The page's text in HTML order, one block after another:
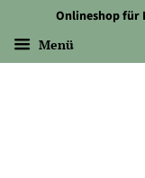
Onlineshop für
Menü